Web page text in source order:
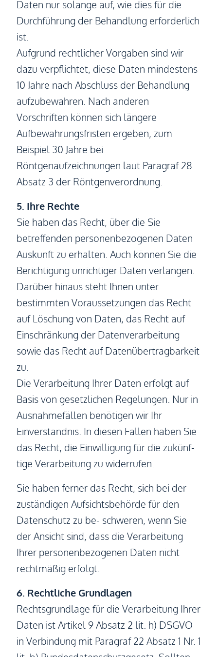
Daten nur solange auf, wie dies für die
Durchführung der Behandlung erforderlich
ist.
Aufgrund rechtlicher Vorgaben sind wir
dazu verpflichtet, diese Daten mindestens
10 Jahre nach Abschluss der Behandlung
aufzubewahren. Nach anderen
Vorschriften können sich längere
Aufbewahrungsfristen ergeben, zum
Beispiel 30 Jahre bei
Röntgenaufzeichnungen laut Paragraf 28
Absatz 3 der Röntgenverordnung.
5. Ihre Rechte
Sie haben das Recht, über die Sie
betreffenden personenbezogenen Daten
Auskunft zu erhalten. Auch können Sie die
Berichtigung unrichtiger Daten verlangen.
Darüber hinaus steht Ihnen unter
bestimmten Voraussetzungen das Recht
auf Löschung von Daten, das Recht auf
Einschränkung der Datenverarbeitung
sowie das Recht auf Datenübertragbarkeit
zu.
Die Verarbeitung Ihrer Daten erfolgt auf
Basis von gesetzlichen Regelungen. Nur in
Ausnahmefällen benötigen wir Ihr
Einverständnis. In diesen Fällen haben Sie
das Recht, die Einwilligung für die zukünf-
tige Verarbeitung zu widerrufen.
Sie haben ferner das Recht, sich bei der
zuständigen Aufsichtsbehörde für den
Datenschutz zu be- schweren, wenn Sie
der Ansicht sind, dass die Verarbeitung
Ihrer personenbezogenen Daten nicht
rechtmäßig erfolgt.
6. Rechtliche Grundlagen
Rechtsgrundlage für die Verarbeitung Ihrer
Daten ist Artikel 9 Absatz 2 lit. h) DSGVO
in Verbindung mit Paragraf 22 Absatz 1 Nr. 1